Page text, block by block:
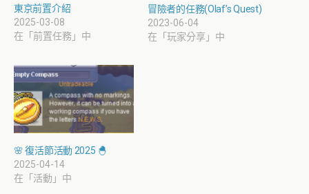
東京前置介紹
2025-03-08
在「前置任務」中
冒險者的任務(Olaf’s Quest)
2023-06-04
在「玩家分享」中
🌸 復活節活動 2025 🐣
2025-04-14
在「活動」中